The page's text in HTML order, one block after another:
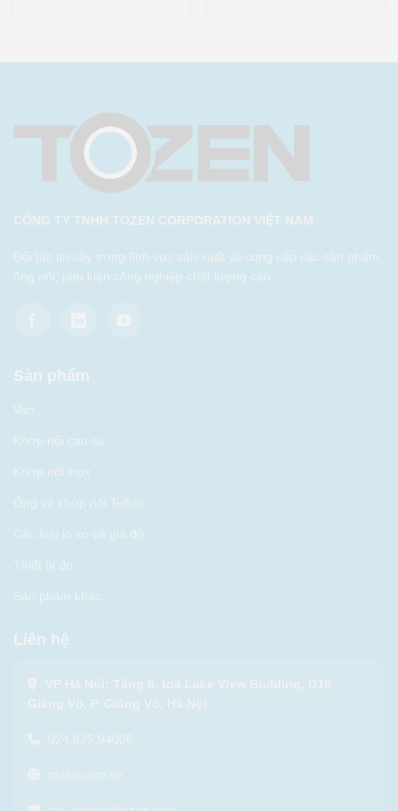
CÔNG TY TNHH TOZEN CORPORATION VIỆT NAM
Đối tác tin cậy trong lĩnh vực sản xuất và cung cấp các sản phẩm
ống nối, phụ kiện công nghiệp chất lượng cao.
Sản phẩm
Van
Khớp nối cao su
Khớp nối inox
Ống và khớp nối Telfon
Các loại lò xo và giá đỡ
Thiết bị đo
Sản phẩm khác
Liên hệ
VP Hà Nội: Tầng 6, toà Lake View Building, D10
Giảng Võ, P. Giảng Võ, Hà Nội
024.625.94006
tozen.com.vn